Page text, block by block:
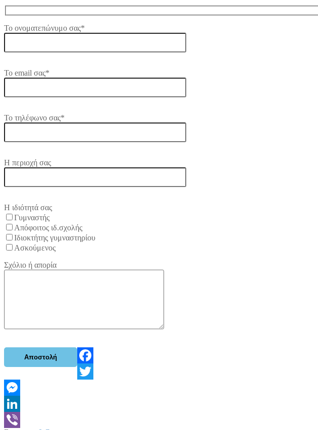
Το ονοματεπώνυμο σας*
Το email σας*
Το τηλέφωνο σας*
Η περιοχή σας
Η ιδιότητά σας
Γυμναστής
Απόφοιτος ιδ.σχολής
Ιδιοκτήτης γυμναστηρίου
Ασκούμενος
Σχόλιο ή απορία
Facebook
Twitter
Messenger
LinkedIn